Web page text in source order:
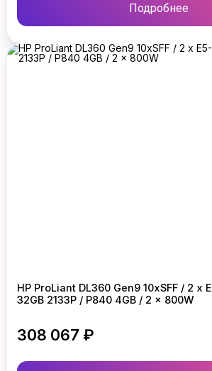
Подробнее
HP ProLiant DL360 Gen9 10xSFF / 2 x
32GB 2133P / P840 4GB / 2 x 800W
308 067 ₽